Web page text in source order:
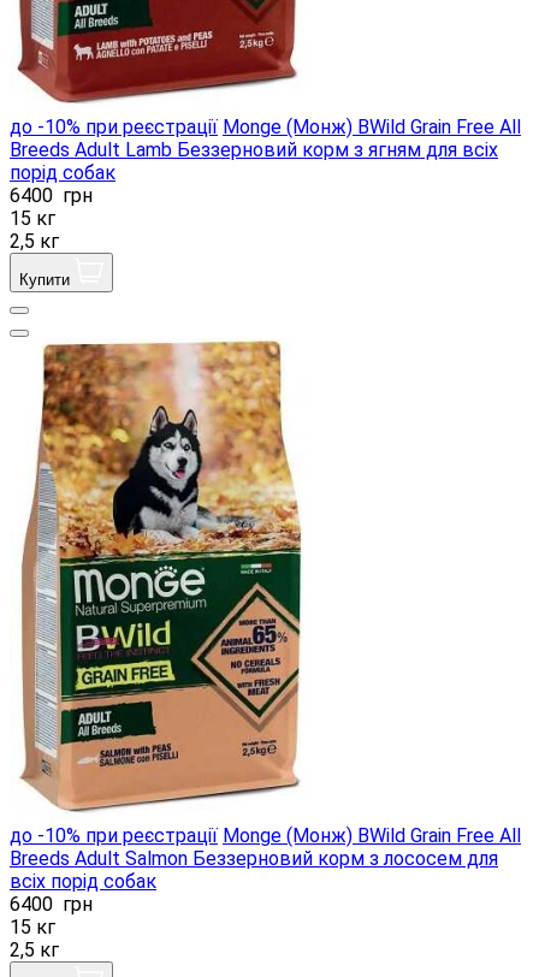
до -10% при реєстрації Monge (Монж) BWild Grain Free All
Breeds Adult Lamb Беззерновий корм з ягням для всіх
порід собак
6400 грн
15 кг
2,5 кг
Купити
до -10% при реєстрації Monge (Монж) BWild Grain Free All
Breeds Adult Salmon Беззерновий корм з лососем для
всіх порід собак
6400 грн
15 кг
2,5 кг